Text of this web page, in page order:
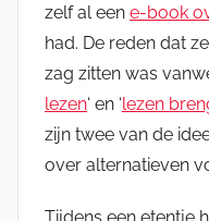
zelf al een e-book
had. De reden dat
zag zitten was
lezen‘ en ‘lezen
zijn twee van de
over alternatieven
Tijdens een etentje